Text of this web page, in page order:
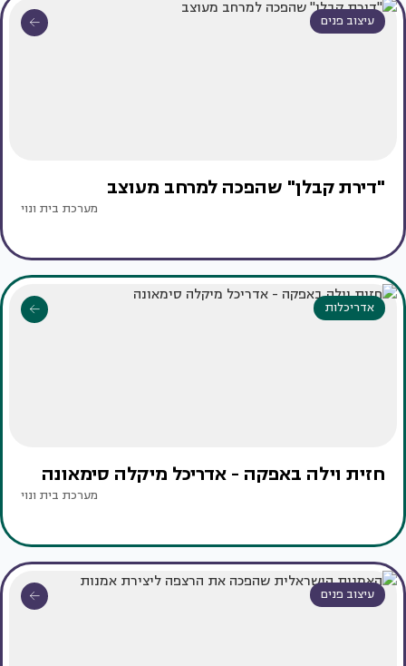
עיצוב פנים
"דירת קבלן" שהפכה למרחב מעוצב
מערכת בית ונוי
אדריכלות
חזית וילה באפקה - אדריכל מיקלה סימאונה
מערכת בית ונוי
עיצוב פנים